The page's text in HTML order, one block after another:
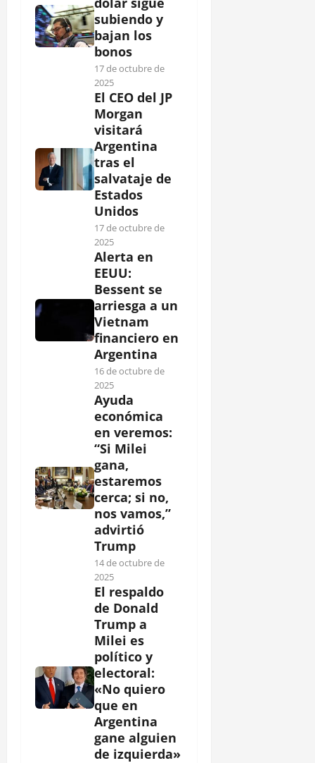
subiendo y
bajan los
bonos
17 de octubre de
2025
El CEO del JP
Morgan
visitará
Argentina
tras el
salvataje de
Estados
Unidos
17 de octubre de
2025
Alerta en
EEUU:
Bessent se
arriesga a un
Vietnam
financiero en
Argentina
16 de octubre de
2025
Ayuda
económica
en veremos:
“Si Milei
gana,
estaremos
cerca; si no,
nos vamos,”
advirtió
Trump
14 de octubre de
2025
El respaldo
de Donald
Trump a
Milei es
político y
electoral:
«No quiero
que en
Argentina
gane alguien
de izquierda»